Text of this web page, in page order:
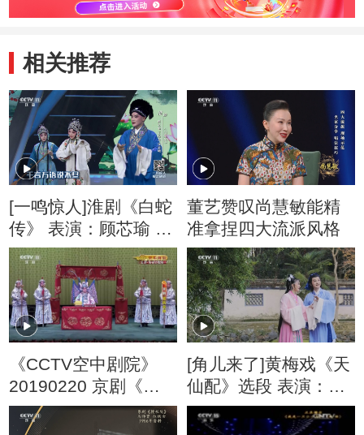
相关推荐
[一鸣惊人]淮剧《白蛇
传》 表演：顾芯瑜 王
俊杰 徐晨曦
董艺赞叹尚慧敏能精
准拿捏四大流派风格
《CCTV空中剧院》
20190220 京剧《龙
凤呈祥》 2/2
[角儿来了]黄梅戏《天
仙配》选段 表演：谢
军 张敏